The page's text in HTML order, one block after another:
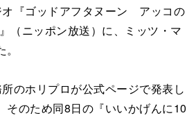
『ゴッドアフタヌーン アッコの
（ニッポン放送）に、ミッツ・マ
のホリプロが公式ページで発表し
そのため同8日の『いいかげんに10